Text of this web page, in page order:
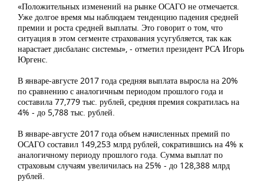
«Положительных изменений на рынке ОСАГО не отмечается.
Уже долгое время мы наблюдаем тенденцию падения средней
премии и роста средней выплаты. Это говорит о том, что
ситуация в этом сегменте страхования усугубляется, так как
нарастает дисбаланс системы», - отметил президент РСА Игорь
Юргенс.
В январе-августе 2017 года средняя выплата выросла на 20%
по сравнению с аналогичным периодом прошлого года и
составила 77,779 тыс. рублей, средняя премия сократилась на
4% - до 5,788 тыс. рублей.
В январе-августе 2017 года объем начисленных премий по
ОСАГО составил 149,253 млрд рублей, сократившись на 4% к
аналогичному периоду прошлого года. Сумма выплат по
страховым случаям увеличилась на 25% - до 128,388 млрд
рублей.